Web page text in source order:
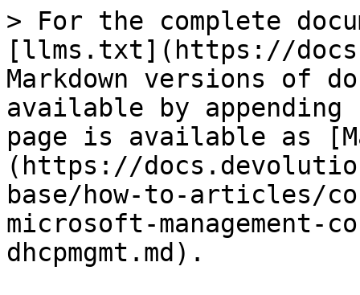
> For the complete
[llms.txt](https://
Markdown versions of
available by
page is available as
(https://
base/how-to-articles/
microsoft-management-
dhcpmgmt.md).